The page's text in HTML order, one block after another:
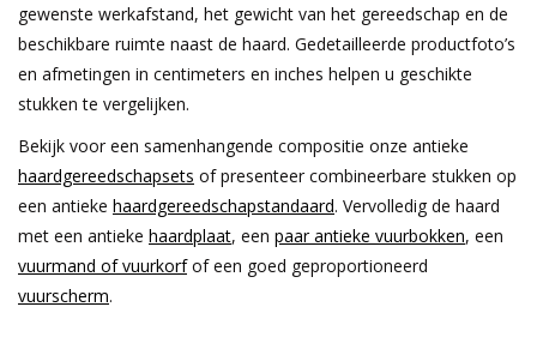
gewenste werkafstand, het gewicht van het gereedschap en de
beschikbare ruimte naast de haard. Gedetailleerde productfoto’s
en afmetingen in centimeters en inches helpen u geschikte
stukken te vergelijken.
Bekijk voor een samenhangende compositie onze antieke
haardgereedschapsets of presenteer combineerbare stukken op
een antieke haardgereedschapstandaard. Vervolledig de haard
met een antieke haardplaat, een paar antieke vuurbokken, een
vuurmand of vuurkorfof een goed geproportioneerd
vuurscherm.